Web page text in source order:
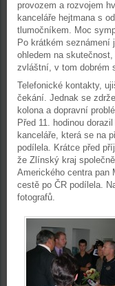
provozem a rozvojem
kanceláře hejtmana s
tlumočníkem. Moc
Po krátkém seznámení
ohledem na
zvláštní, v tom dobrém
Telefonické kontakty,
čekání. Jednak se
kolona a dopravní
Před 11. hodinou
kanceláře, která se na
podílela. Krátce před
že Zlínský kraj
Amerického centra pan
cestě po ČR podílela.
fotografů.